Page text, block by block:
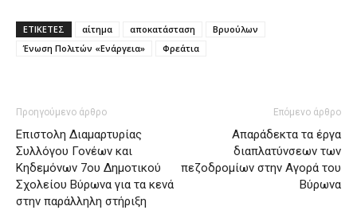
ΕΤΙΚΕΤΕΣ αίτημα αποκατάσταση
Βρυούλων
Ένωση Πολιτών «Ενάργεια»
Φρεάτια
Προηγούμενο άρθρο
Επιστολη Διαμαρτυρίας
Συλλόγου Γονέων και
Κηδεμόνων 7ου Δημοτικού
Σχολείου Βύρωνα για τα κενά
στην παράλληλη στήριξη
Επόμενο άρθρο
Απαράδεκτα τα έργα
διαπλατύνσεων των
πεζοδρομίων στην Αγορά του
Βύρωνα